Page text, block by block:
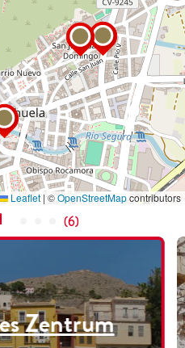
Leaflet | ©OpenStreetMapcontributors
(6)
Zentrum